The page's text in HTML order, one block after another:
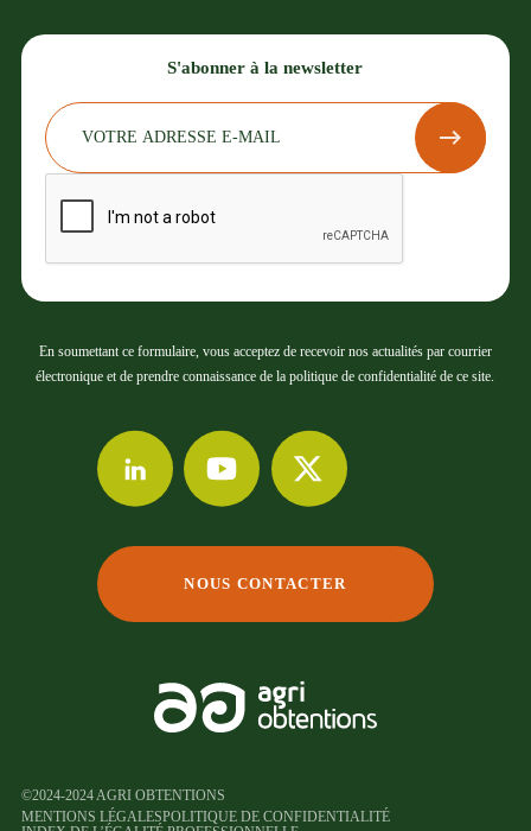
S'abonner à la newsletter
En soumettant ce formulaire, vous acceptez de recevoir nos actualités par courrier
électronique et de prendre connaissance de la politique de confidentialité de ce site.
NOUS CONTACTER
©2024-2024 AGRI OBTENTIONS
MENTIONS LÉGALESPOLITIQUE DE CONFIDENTIALITÉ